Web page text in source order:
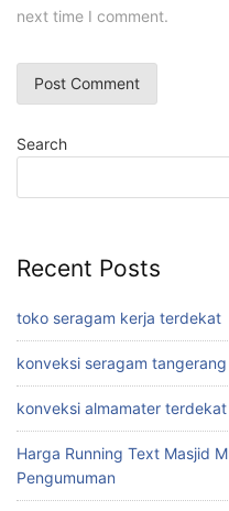
next time I comment.
Search
Recent Posts
toko seragam kerja terdekat
konveksi seragam tangerang
konveksi almamater terdekat
Harga Running Text Masjid
Pengumuman